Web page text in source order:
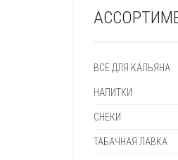
ВСЕ ДЛЯ КАЛЬЯНА
НАПИТКИ
СНЕКИ
ТАБАЧНАЯ ЛАВКА